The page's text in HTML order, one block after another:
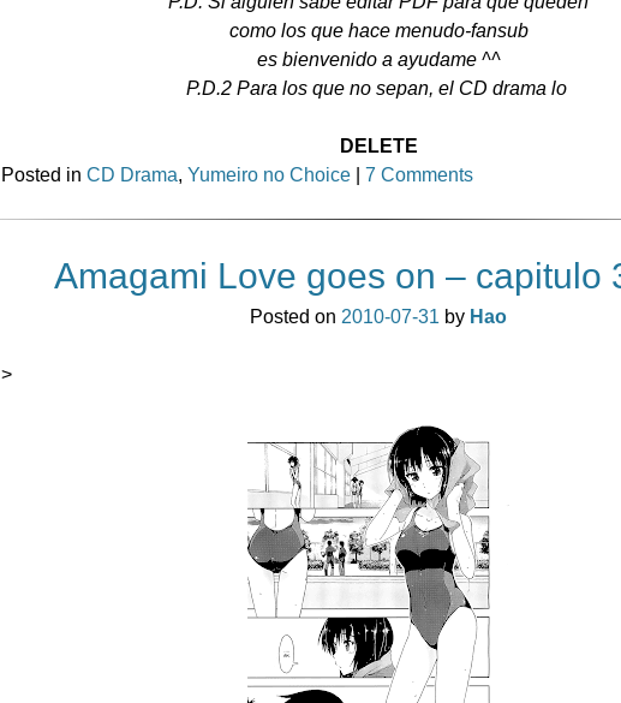
como los que hace menudo-fansub
es bienvenido a ayudame ^^
P.D.2 Para los que no sepan, el CD drama lo
DELETE
Posted in CD Drama, Yumeiro no Choice 7 Comments
Amagami Love goes on – capitulo
Posted on 2010-07-31 by Hao
>